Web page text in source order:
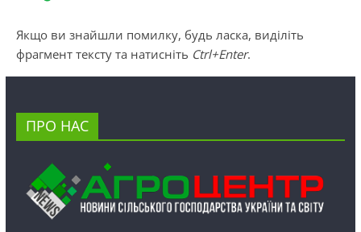
Якщо ви знайшли помилку, будь ласка, виділіть
фрагмент тексту та натисніть Ctrl+Enter.
ПРО НАС